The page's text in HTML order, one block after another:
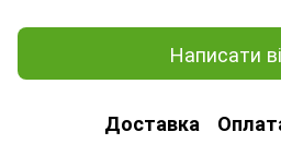
Написати
Доставка